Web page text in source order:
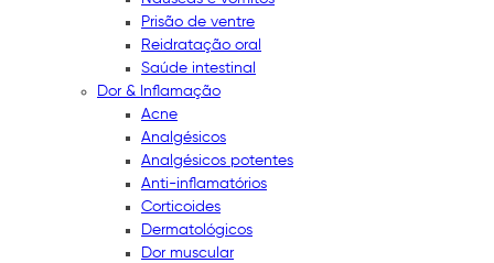
Prisão de ventre
Reidratação oral
Saúde intestinal
Dor & Inflamação
Acne
Analgésicos
Analgésicos potentes
Anti-inflamatórios
Corticoides
Dermatológicos
Dor muscular